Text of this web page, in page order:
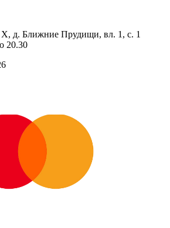
д. Ближние Прудищи, вл. 1, с. 1
20.30